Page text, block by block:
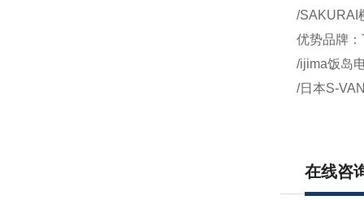
/SAKURAI
优势品牌
/ijima饭岛
/日本S-
在线咨